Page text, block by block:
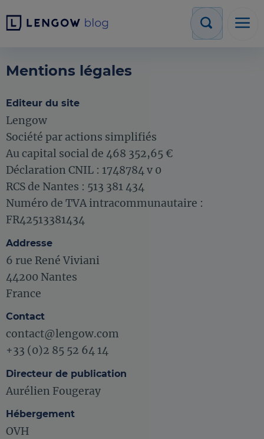
Mentions légales
Editeur du site
Lengow
Société par actions simplifiés
Au capital social de 468 352,65 €
Déclaration CNIL : 1748784 v 0
RCS de Nantes : 513 381 434
Numéro de TVA intracommunautaire :
FR42513381434
Addresse
6 rue René Viviani
44200 Nantes
France
Contact
contact@lengow.com
+33 (0)2 85 52 64 14
Directeur de publication
Aurélien Fougeray
Hébergement
OVH